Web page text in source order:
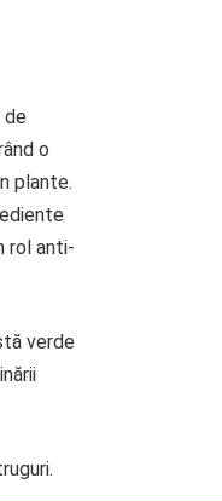
de
o
plante.
rol anti-
verde